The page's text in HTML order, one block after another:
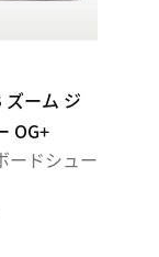
ズーム ジ
OG+
ードシュー